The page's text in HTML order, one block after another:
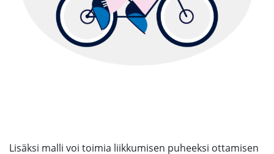
Lisäksi malli voi toimia liikkumisen puheeksi ottamisen